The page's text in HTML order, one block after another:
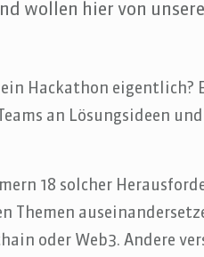
wollen hier von
Hackathon eigentlich?
an Lösungsideen
18 solcher
Themen
oder Web3. Andere